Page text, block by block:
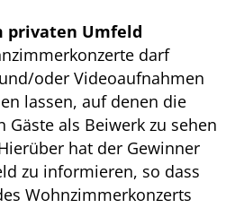
privaten Umfeld
darf
oder Videoaufnahmen
lassen, auf denen die
Gäste als Beiwerk zu sehen
hat der Gewinner
zu informieren, so dass
Wohnzimmerkonzerts